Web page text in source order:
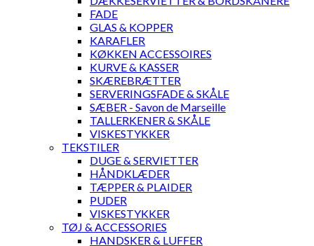
FADE
GLAS & KOPPER
KARAFLER
KØKKEN ACCESSOIRES
KURVE & KASSER
SKÆREBRÆTTER
SERVERINGSFADE & SKÅLE
SÆBER - Savon de Marseille
TALLERKENER & SKÅLE
VISKESTYKKER
TEKSTILER
DUGE & SERVIETTER
HÅNDKLÆDER
TÆPPER & PLAIDER
PUDER
VISKESTYKKER
TØJ & ACCESSORIES
HANDSKER & LUFFER